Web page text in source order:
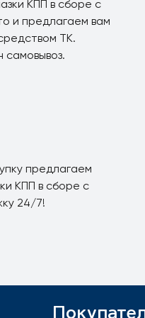
КПП в сборе с
и предлагаем вам
ТК.
самовывоз.
предлагаем
КПП в сборе с
24/7!